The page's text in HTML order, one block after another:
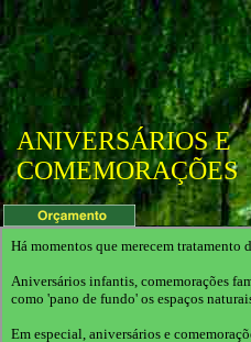
ANIVERSÁRIOS E
COMEMORAÇÕES